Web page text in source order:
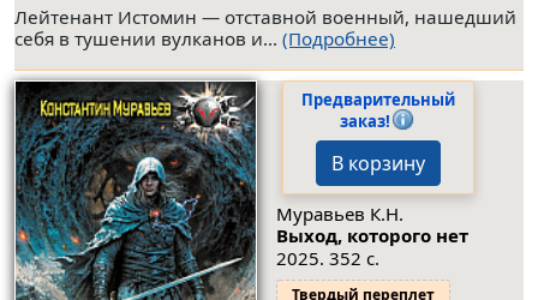
Лейтенант Истомин — отставной военный, нашедший
себя в тушении вулканов и... (Подробнее)
Предварительный
заказ!
В корзину
Муравьев К.Н.
Выход, которого нет
2025. 352 с.
Твердый переплет